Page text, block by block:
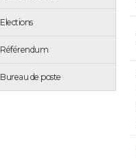
Elections
Référendum
Bureau de poste